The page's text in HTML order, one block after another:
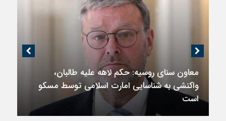
اندیشکده آمریکایی: حمایت پاکستان از ایران
نمادین بود؛ واشنگتن در حال فعال‌سازی نقش
امنیتی جدید اسلام‌آباد